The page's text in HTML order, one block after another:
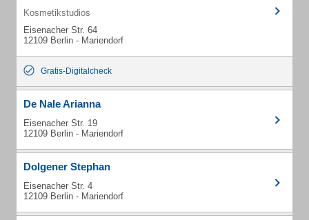
Kosmetikstudios
Eisenacher Str. 64
12109 Berlin - Mariendorf
Gratis-Digitalcheck
De Nale Arianna
Eisenacher Str. 19
12109 Berlin - Mariendorf
Dolgener Stephan
Eisenacher Str. 4
12109 Berlin - Mariendorf